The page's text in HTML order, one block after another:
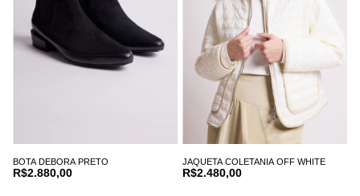
BOTA DEBORA PRETO
R$2.880,00
JAQUETA COLETANIA OFF WHITE
R$2.480,00